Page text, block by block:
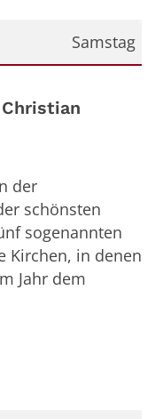
Samstag
der
schönsten
sogenannten
Kirchen, in denen
Jahr dem